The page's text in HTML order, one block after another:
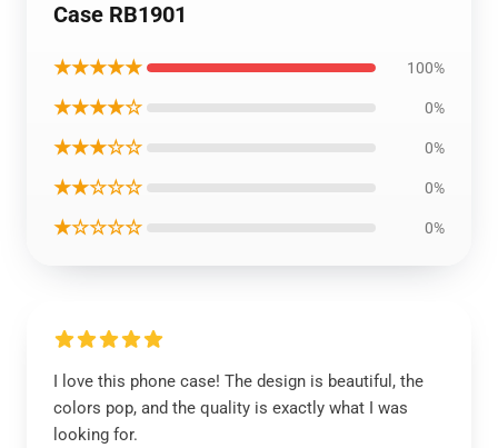
Case RB1901
★★★★★ 100%
★★★★☆ 0%
★★★☆☆ 0%
★★☆☆☆ 0%
★☆☆☆☆ 0%
I love this phone case! The design is beautiful, the
colors pop, and the quality is exactly what I was
looking for.